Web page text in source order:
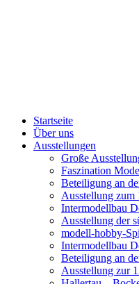
Startseite
Über uns
Ausstellungen
Große
Faszination
Beteiligung an
Ausstellung
Intermodellbau
Ausstellung der
modell-hobby-
Intermodellbau
Beteiligung an
Ausstellung zur